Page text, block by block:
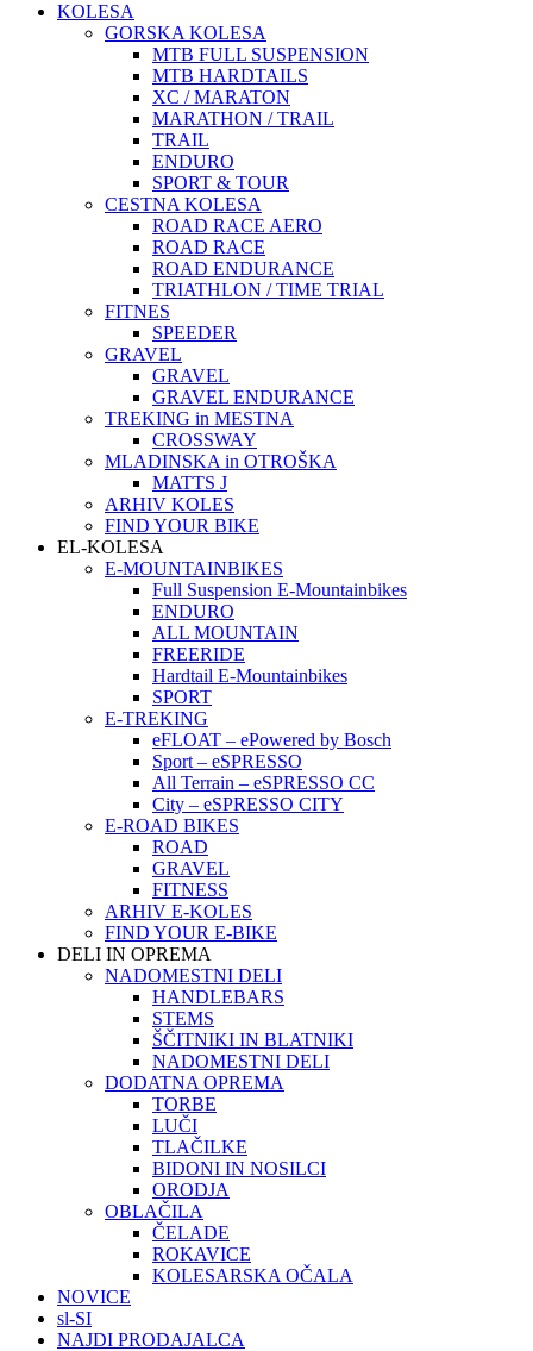
KOLESA
GORSKA KOLESA
MTB FULL SUSPENSION
MTB HARDTAILS
XC / MARATON
MARATHON / TRAIL
TRAIL
ENDURO
SPORT & TOUR
CESTNA KOLESA
ROAD RACE AERO
ROAD RACE
ROAD ENDURANCE
TRIATHLON / TIME TRIAL
FITNES
SPEEDER
GRAVEL
GRAVEL
GRAVEL ENDURANCE
TREKING in MESTNA
CROSSWAY
MLADINSKA in OTROŠKA
MATTS J
ARHIV KOLES
FIND YOUR BIKE
EL-KOLESA
E-MOUNTAINBIKES
Full Suspension E-Mountainbikes
ENDURO
ALL MOUNTAIN
FREERIDE
Hardtail E-Mountainbikes
SPORT
E-TREKING
eFLOAT – ePowered by Bosch
Sport – eSPRESSO
All Terrain – eSPRESSO CC
City – eSPRESSO CITY
E-ROAD BIKES
ROAD
GRAVEL
FITNESS
ARHIV E-KOLES
FIND YOUR E-BIKE
DELI IN OPREMA
NADOMESTNI DELI
HANDLEBARS
STEMS
ŠČITNIKI IN BLATNIKI
NADOMESTNI DELI
DODATNA OPREMA
TORBE
LUČI
TLAČILKE
BIDONI IN NOSILCI
ORODJA
OBLAČILA
ČELADE
ROKAVICE
KOLESARSKA OČALA
NOVICE
sl-SI
NAJDI PRODAJALCA